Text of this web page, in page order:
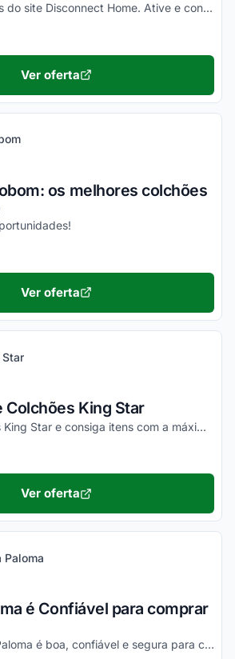
Aproveite as ofertas do site Disconnect Home. Ative e confira!
Ver oferta
os melhores colchões
Ver oferta
Colchões King Star
Adquira nas ofertas King Star e consiga itens com a máxima economia!
Ver oferta
Paloma
é Confiável para comprar
A loja virtual Casa Paloma é boa, confiável e segura para compras online. Pesquise, confira os comentários e constate!